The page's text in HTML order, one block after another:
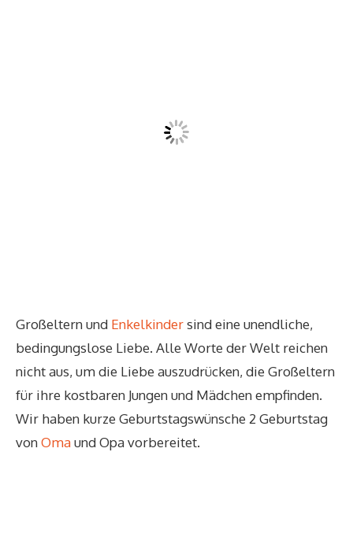
Großeltern und Enkelkindersind eine unendliche,
bedingungslose Liebe. Alle Worte der Welt reichen
nicht aus, um die Liebe auszudrücken, die Großeltern
für ihre kostbaren Jungen und Mädchen empfinden.
Wir haben kurze Geburtstagswünsche 2 Geburtstag
vonOmaund Opa vorbereitet.